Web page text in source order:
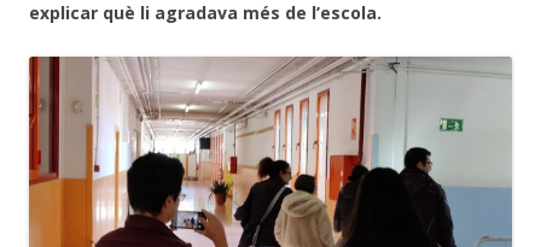
explicar què li agradava més de l’escola.